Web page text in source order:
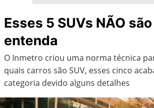
Esses 5 SUVs NÃO
entenda
O Inmetro criou uma norma técnica
quais carros são SUV, esses cinco
categoria devido alguns detalhes